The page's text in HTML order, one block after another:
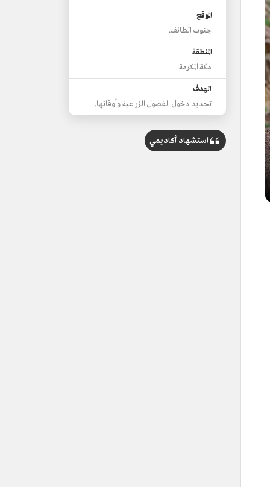
الموقع
جنوب الطائف.
المنطقة
مكة المكرمة.
الهدف
تحديد دخول الفصول الزراعية وأوقاتها.
استشهاد أكاديمي